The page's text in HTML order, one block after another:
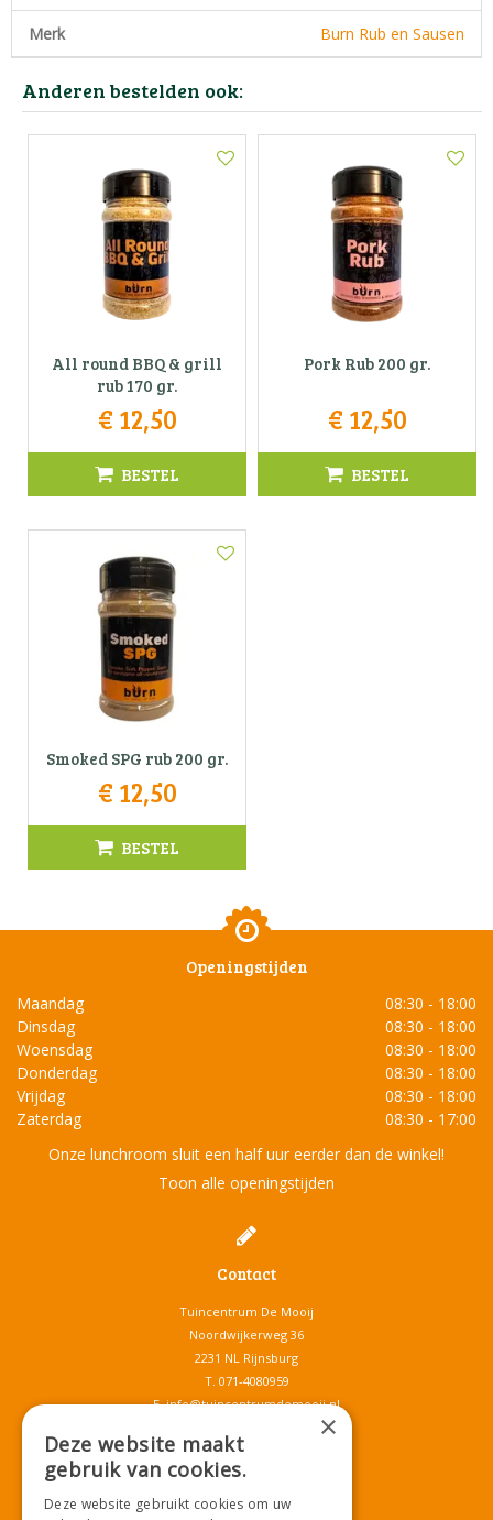
Merk Burn Rub en Sausen
Anderen bestelden ook:
All round BBQ & grill
rub 170 gr.
€ 12,50
BESTEL
Pork Rub 200 gr.
€ 12,50
BESTEL
Smoked SPG rub 200 gr.
€ 12,50
BESTEL
Openingstijden
Maandag
08:30 - 18:00
Dinsdag
08:30 - 18:00
Woensdag
08:30 - 18:00
Donderdag
08:30 - 18:00
Vrijdag
08:30 - 18:00
Zaterdag
08:30 - 17:00
Onze lunchroom sluit een half uur eerder dan de winkel!
Toon alle openingstijden
Contact
Tuincentrum De Mooij
Noordwijkerweg 36
2231 NL Rijnsburg
T. 071-4080959
E.info@tuincentrumdemooij.nl
Download onze App!
×
Deze website maakt
gebruik van cookies.
Deze website gebruikt cookies om uw